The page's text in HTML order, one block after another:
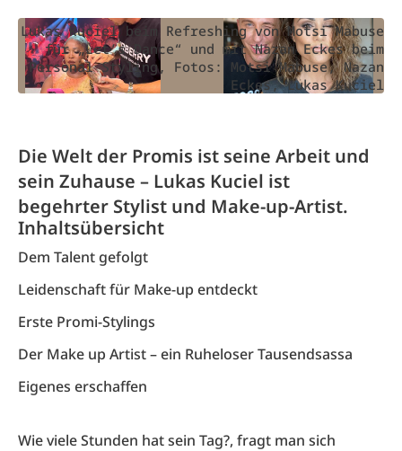
Lukas Kuciel beim Refreshing von Motsi Mabuse
für „Let’s Dance“ und mit Nazan Eckes beim
Personal Styling, Fotos: Motsi Mabuse, Nazan
Eckes, Lukas Kuciel
Die Welt der Promis ist seine Arbeit und
sein Zuhause – Lukas Kuciel ist
begehrter Stylist und Make-up-Artist.
Inhaltsübersicht
Dem Talent gefolgt
Leidenschaft für Make-up entdeckt
Erste Promi-Stylings
Der Make up Artist – ein Ruheloser Tausendsassa
Eigenes erschaffen
Wie viele Stunden hat sein Tag?, fragt man sich